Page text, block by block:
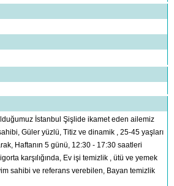
İstanbul Şişlide ikamet eden ailemiz
Güler yüzlü, Titiz ve dinamik , 25-45 yaşları
Haftanın 5 günü, 12:30 - 17:30 saatleri
karşılığında, Ev işi temizlik , ütü ve yemek
sahibi ve referans verebilen, Bayan temizlik